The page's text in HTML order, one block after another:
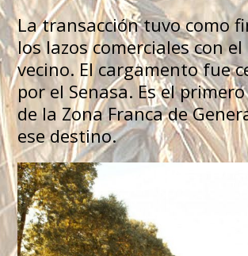
La transacción tuvo como
los lazos comerciales con el
vecino. El cargamento fue
por el Senasa. Es el
de la Zona Franca de
ese destino.